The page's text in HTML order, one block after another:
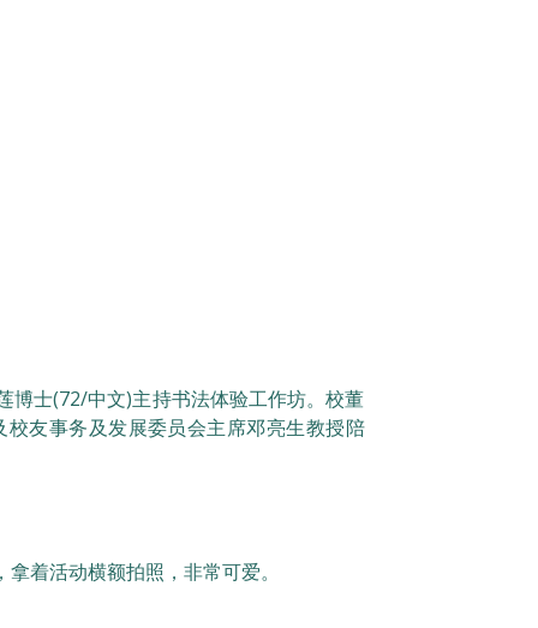
博士(72/中文)主持书法体验工作坊。校董
友事务及发展委员会主席邓亮生教授陪
着活动横额拍照，非常可爱。